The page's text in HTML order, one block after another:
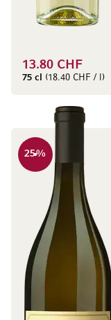
13.80 CHF
75 cl (18.40 CHF / l)
25%